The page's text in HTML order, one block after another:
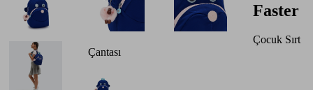
Faster
Çocuk Sırt
Çantası